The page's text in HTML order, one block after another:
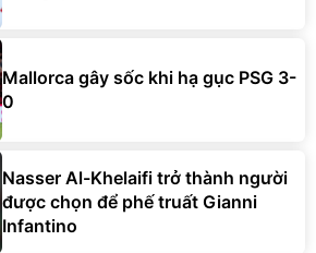
Mallorca gây sốc khi hạ gục PSG 3-
0
Nasser Al-Khelaifi trở thành người
được chọn để phế truất Gianni
Infantino